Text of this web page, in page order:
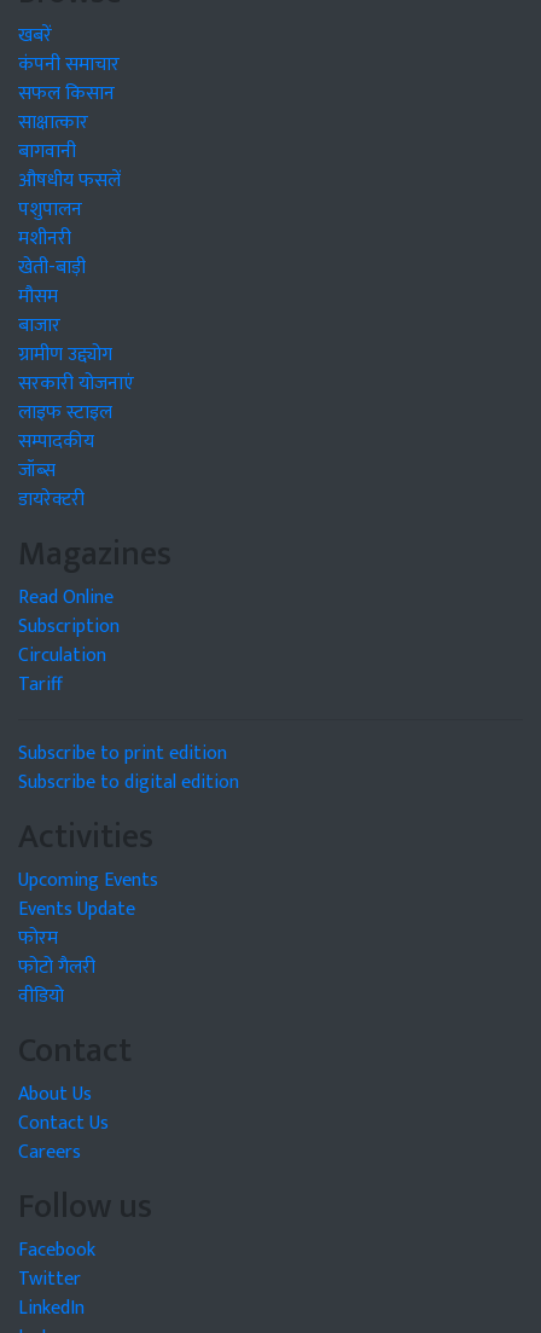
खबरें
कंपनी समाचार
सफल किसान
साक्षात्कार
बागवानी
औषधीय फसलें
पशुपालन
मशीनरी
खेती-बाड़ी
मौसम
बाजार
ग्रामीण उद्द्योग
सरकारी योजनाएं
लाइफ स्टाइल
सम्पादकीय
जॉब्स
डायरेक्टरी
Magazines
Read Online
Subscription
Circulation
Tariff
Subscribe to print edition
Subscribe to digital edition
Activities
Upcoming Events
Events Update
फोरम
फोटो गैलरी
वीडियो
Contact
About Us
Contact Us
Careers
Follow us
Facebook
Twitter
LinkedIn